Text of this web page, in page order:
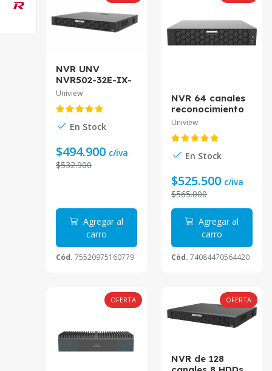
NVR UNV
NVR502-32E-IX-
G
facia y Buscar
por texto Smart
2U
Uniview
En Stock
$494.900 c/iva
$532.900
Agregar al
carro
Cód. 75520975160779
NVR 64 canales
reconocimiento
facial 384Mbps
200Mbps 4 SATA
2U NVR504-64E-
Uniview
En Stock
$525.500 c/iva
$565.000
Agregar al
carro
Cód. 74084470564420
OFERTA OFERTA
NVR de 128